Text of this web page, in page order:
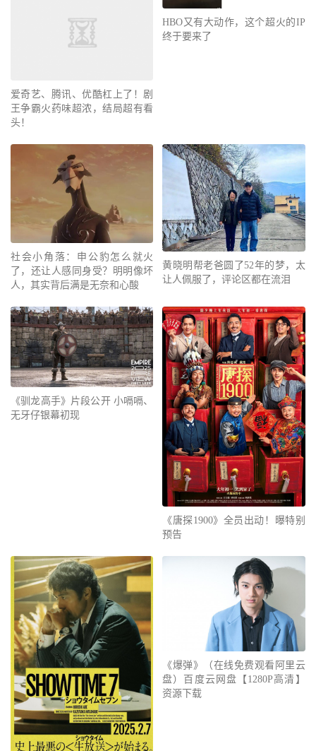
爱奇艺、腾讯、优酷杠上了！剧
王争霸火药味超浓，结局超有看
头！
HBO又有大动作，这个超火的IP
终于要来了
社会小角落：申公豹怎么就火
了，还让人感同身受？明明像坏
人，其实背后满是无奈和心酸
黄晓明帮老爸圆了52年的梦，太
让人佩服了，评论区都在流泪
《驯龙高手》片段公开 小嗝嗝、
无牙仔银幕初现
《唐探1900》全员出动！曝特别
预告
《爆弹》（在线免费观看阿里云
盘）百度云网盘【1280P高清】
资源下载